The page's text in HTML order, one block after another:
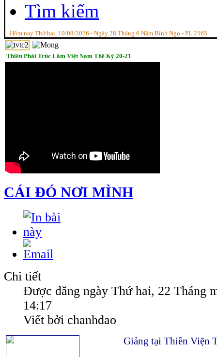
Tìm kiếm
Hôm nay Thứ hai, 10/08/2026 - Ngày 28 Tháng 6 Năm Bính Ngọ - PL 2565
Thiền Phái Trúc Lâm Việt Nam Thế Kỷ 20-21
CÁI ĐÓ NƠI MÌNH
Chi tiết
Được đăng ngày Thứ hai, 22 Tháng
14:17
Viết bởi chanhdao
Giảng tại Thiền Viện